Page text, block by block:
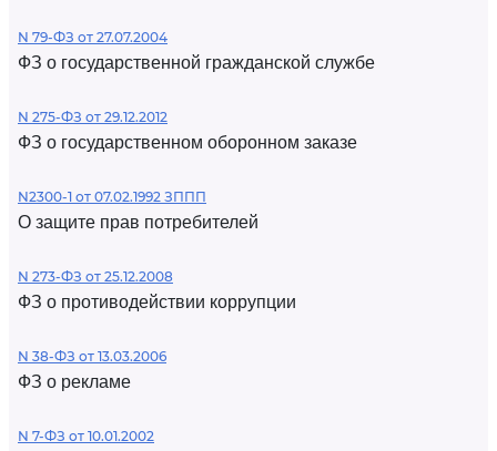
N 79-ФЗ от 27.07.2004
ФЗ о государственной гражданской службе
N 275-ФЗ от 29.12.2012
ФЗ о государственном оборонном заказе
N2300-1 от 07.02.1992 ЗППП
О защите прав потребителей
N 273-ФЗ от 25.12.2008
ФЗ о противодействии коррупции
N 38-ФЗ от 13.03.2006
ФЗ о рекламе
N 7-ФЗ от 10.01.2002